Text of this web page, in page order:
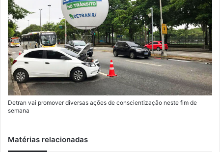
Detran vai promover diversas ações de conscientização neste fim de
semana
Matérias relacionadas